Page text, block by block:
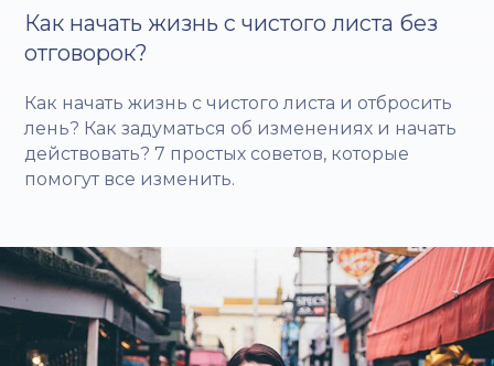
Как начать жизнь с чистого листа без
отговорок?
Как начать жизнь с чистого листа и отбросить
лень? Как задуматься об изменениях и начать
действовать? 7 простых советов, которые
помогут все изменить.